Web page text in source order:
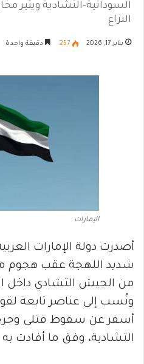
السودانية–التشادية ويثير
النزاع
يناير 17, 2026 257 دقيقة واحدة
الإمارات
أصدرت دولة الإمارات
شديد اللهجة عقب
من الجيش التشادي داخل
ونُسب إلى عناصر تابعة
أسفر عن سقوط قتلى
التشادية، وفق ما أفادت